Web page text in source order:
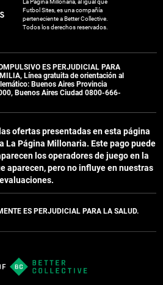
La Página Millonaria, al igual que
Futbol Sites, es una compañía
perteneciente a Better Collective.
Todos los derechos reservados.
ES PERJUDICIAL PARA
Línea gratuita de orientación al
Buenos Aires Provincia
Buenos Aires Ciudad 0800-666-
ofertas presentadas en esta página
La Página Millonaria. Este pago puede
los operadores de juego en la
aparecen, pero no influye en nuestras
evaluaciones.
ES PERJUDICIAL PARA LA SALUD.